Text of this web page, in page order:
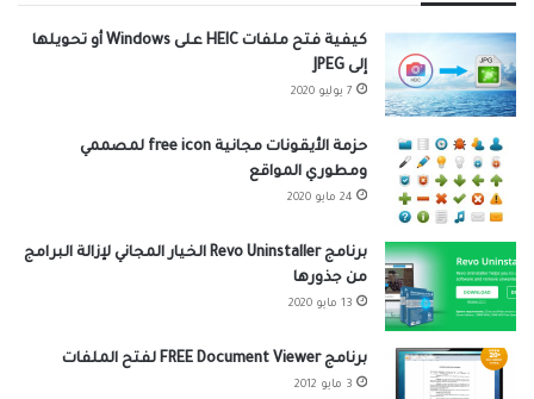
t
e
r
n
e
كيفية فتح ملفات HEIC على Windows أو تحويلها
إلى JPEG
7 يوليو 2020
حزمة الأيقونات مجانية free icon لمصممي
ومطوري المواقع
24 مايو 2020
برنامج Revo Uninstaller الخيار المجاني لإزالة البرامج
من جذورها
13 مايو 2020
برنامج FREE Document Viewer لفتح الملفات
3 مايو 2012